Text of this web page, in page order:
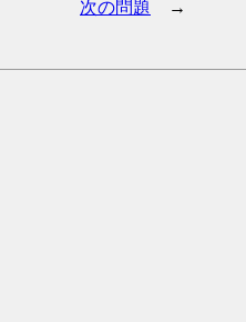
次の問題 →